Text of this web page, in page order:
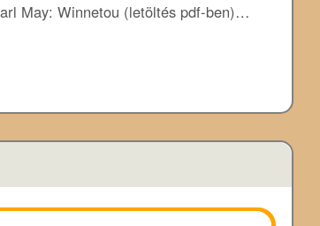
May: Winnetou (letöltés pdf-ben)…